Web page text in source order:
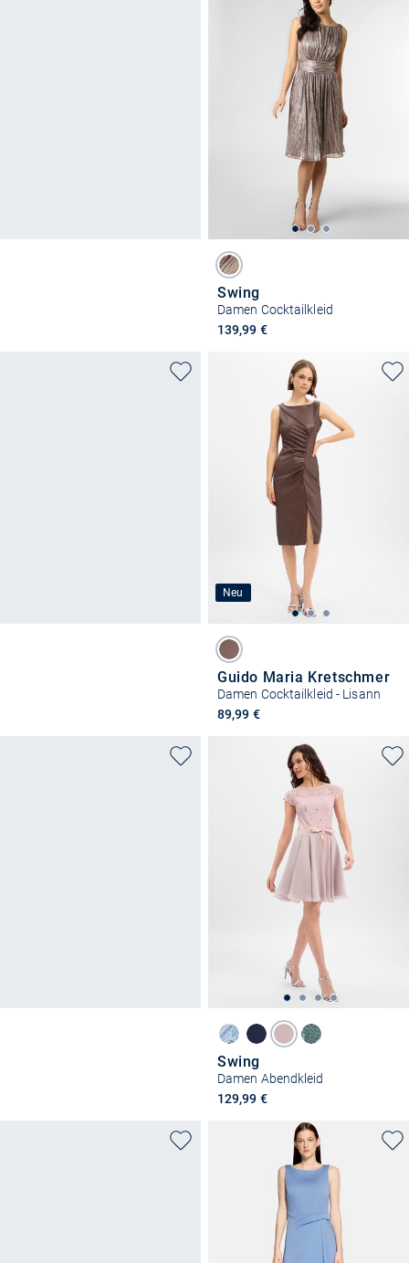
Swing
Damen Cocktailkleid
139,99 €
Neu
Guido Maria Kretschmer
Damen Cocktailkleid - Lisann
89,99 €
Swing
Damen Abendkleid
129,99 €